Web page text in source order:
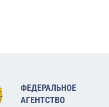
ФЕДЕРАЛЬНОЕ
АГЕНТСТВО